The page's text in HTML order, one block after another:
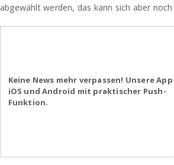
abgewählt werden, das kann sich aber noch
Keine News mehr verpassen! Unsere
iOS und Android mit praktischer Push-
Funktion.